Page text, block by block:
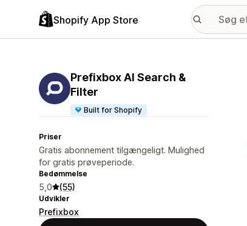
Shopify App Store
Prefixbox AI Search &
Filter
Built for Shopify
Priser
Gratis abonnement tilgængeligt. Mulighed
for gratis prøveperiode.
Bedømmelse
5,0 (55)
Udvikler
Prefixbox